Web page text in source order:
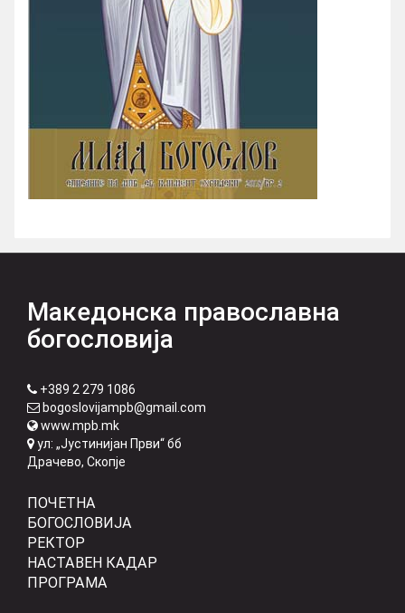
Македонска православна
богословија
+389 2 279 1086
bogoslovijampb@gmail.com
www.mpb.mk
ул: „Јустинијан Први“ бб
Драчево, Скопје
ПОЧЕТНА
БОГОСЛОВИЈА
РЕКТОР
НАСТАВЕН КАДАР
ПРОГРАМА